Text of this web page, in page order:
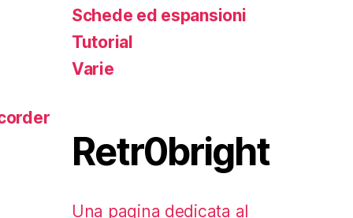
Schede ed espansioni
Tutorial
Varie
Retr0bright
Una pagina dedicata al